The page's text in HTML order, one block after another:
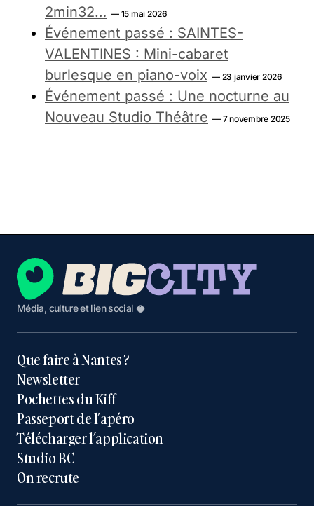
2min32… — 15 mai 2026
Événement passé : SAINTES-
VALENTINES : Mini-cabaret
burlesque en piano-voix — 23 janvier 2026
Événement passé : Une nocturne au
Nouveau Studio Théâtre — 7 novembre 2025
Média, culture et lien social 🥥
Que faire à Nantes ?
Newsletter
Pochettes du Kiff
Passeport de l’apéro
Télécharger l’application
Studio BC
On recrute